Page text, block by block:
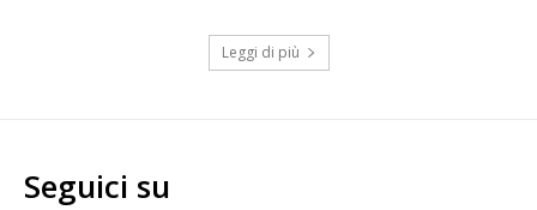
Leggi di più
Seguici su